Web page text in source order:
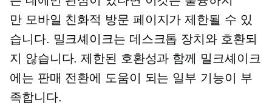
만 모바일 친화적 방문 페이지가 제한될 수 있
습니다. 밀크셰이크는 데스크톱 장치와 호환되
지 않습니다. 제한된 호환성과 함께 밀크셰이크
에는 판매 전환에 도움이 되는 일부 기능이 부
족합니다.